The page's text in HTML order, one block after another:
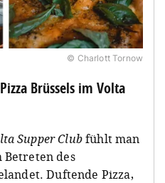
© Charlott Tornow
Brüssels im Volta
Supper Clubfühlt man
Betreten des
Duftende Pizza,